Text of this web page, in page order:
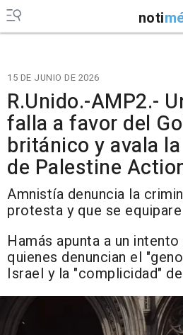
noti
15 DE JUNIO DE 2026
R.Unido.-AMP2.-
falla a favor del
británico y avala
de Palestine
Amnistía denuncia la
protesta y que se
Hamás apunta a un
quienes denuncian el
Israel y la "complicidad"